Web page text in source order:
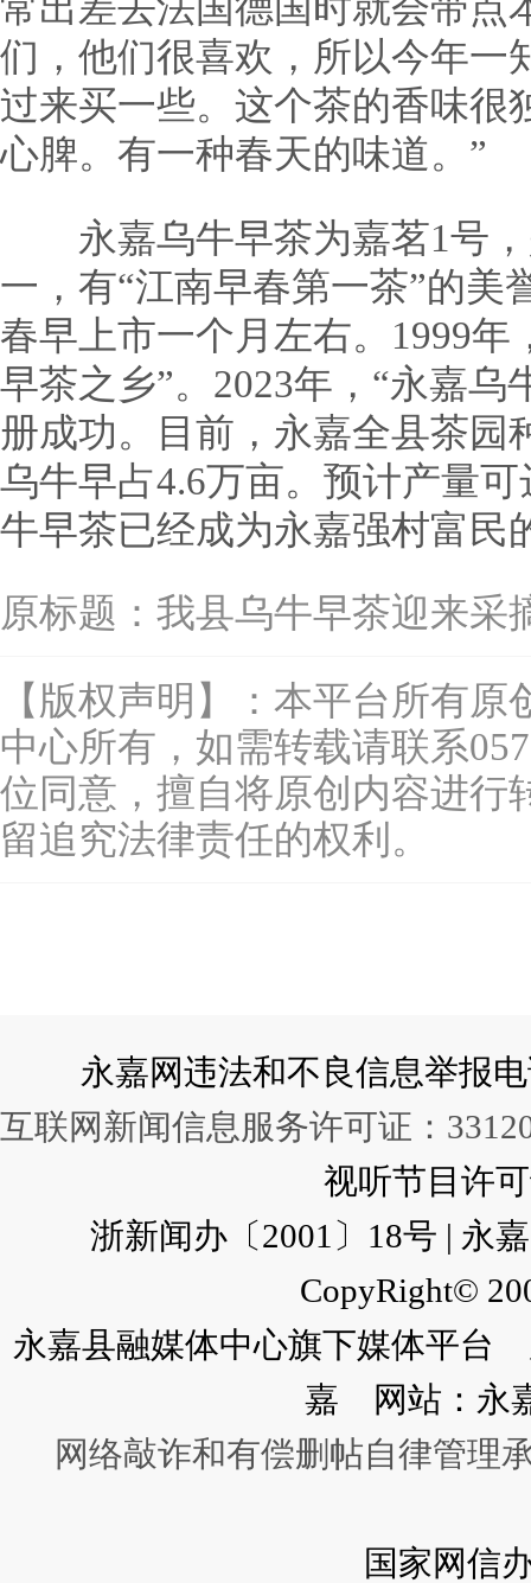
们，他们很喜欢，所以今年一
过来买一些。这个茶的香味很
心脾。有一种春天的味道。”
永嘉乌牛早茶为嘉茗1号，
一，有“江南早春第一茶”的美
春早上市一个月左右。1999年
早茶之乡”。2023年，“永嘉乌
册成功。目前，永嘉全县茶园
乌牛早占4.6万亩。预计产量
牛早茶已经成为永嘉强村富民
原标题： 我县乌牛早茶迎来采
【版权声明】：本平台所有
中心所有，如需转载请联系
位同意，擅自将原创内容进行
留追究法律责任的权利。
永嘉网违法和不良信息举报
互联网新闻信息服务许可证：
视听节目许
浙新闻办〔2001〕18号 | 永
CopyRight©
永嘉县融媒体中心旗下媒体平
嘉 网站：永
网络敲诈和有偿删帖自律管理
国家网信